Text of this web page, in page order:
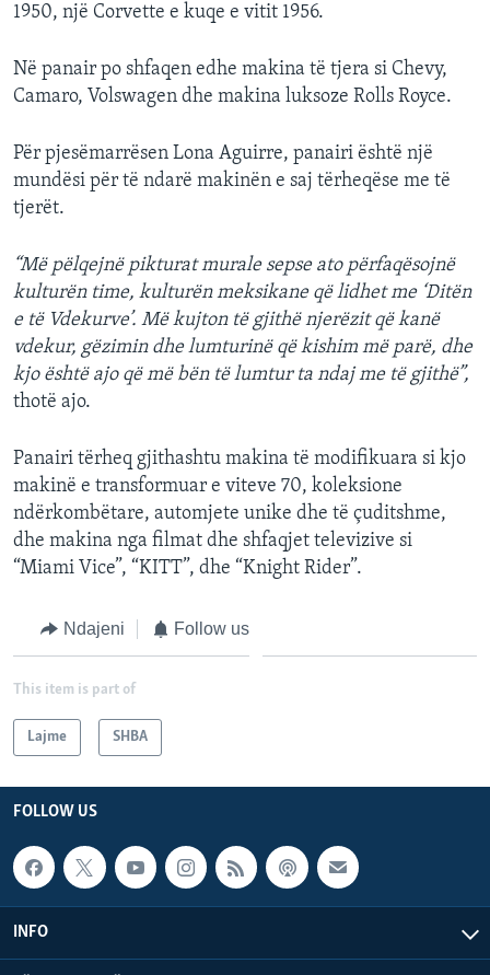
1950, një Corvette e kuqe e vitit 1956.
Në panair po shfaqen edhe makina të tjera si Chevy,
Camaro, Volswagen dhe makina luksoze Rolls Royce.
Për pjesëmarrësen Lona Aguirre, panairi është një
mundësi për të ndarë makinën e saj tërheqëse me të
tjerët.
“Më pëlqejnë pikturat murale sepse ato përfaqësojnë
kulturën time, kulturën meksikane që lidhet me ‘Ditën
e të Vdekurve’. Më kujton të gjithë njerëzit që kanë
vdekur, gëzimin dhe lumturinë që kishim më parë, dhe
kjo është ajo që më bën të lumtur ta ndaj me të gjithë”,
thotë ajo.
Panairi tërheq gjithashtu makina të modifikuara si kjo
makinë e transformuar e viteve 70, koleksione
ndërkombëtare, automjete unike dhe të çuditshme,
dhe makina nga filmat dhe shfaqjet televizive si
“Miami Vice”, “KITT”, dhe “Knight Rider”.
Ndajeni Follow us
This item is part of
Lajme SHBA
FOLLOW US
INFO